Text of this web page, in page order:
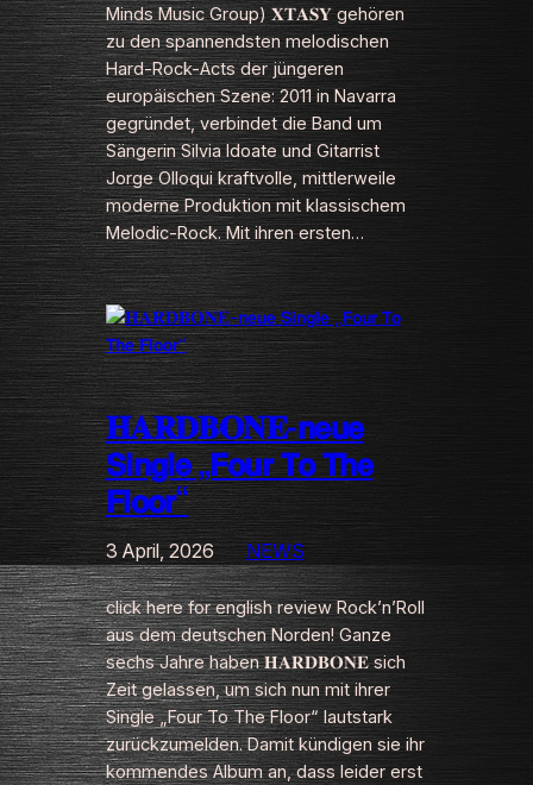
Minds Music Group) 𝐗𝐓𝐀𝐒𝐘 gehören
zu den spannendsten melodischen
Hard-Rock-Acts der jüngeren
europäischen Szene: 2011 in Navarra
gegründet, verbindet die Band um
Sängerin Silvia Idoate und Gitarrist
Jorge Olloqui kraftvolle, mittlerweile
moderne Produktion mit klassischem
Melodic-Rock. Mit ihren ersten…
𝐇𝐀𝐑𝐃𝐁𝐎𝐍𝐄-𝗻𝗲𝘂𝗲
𝗦𝗶𝗻𝗴𝗹𝗲 „𝗙𝗼𝘂𝗿 𝗧𝗼 𝗧𝗵𝗲
𝗙𝗹𝗼𝗼𝗿“
3 April, 2026 NEWS
click here for english review Rock’n’Roll
aus dem deutschen Norden! Ganze
sechs Jahre haben 𝐇𝐀𝐑𝐃𝐁𝐎𝐍𝐄 sich
Zeit gelassen, um sich nun mit ihrer
Single „Four To The Floor“ lautstark
zurückzumelden. Damit kündigen sie ihr
kommendes Album an, dass leider erst